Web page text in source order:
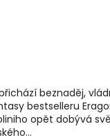
beznaděj,
bestselleru
opět dobývá